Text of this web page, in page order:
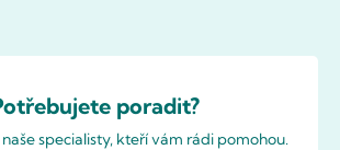
poradit?
specialisty, kteří vám rádi pomohou.